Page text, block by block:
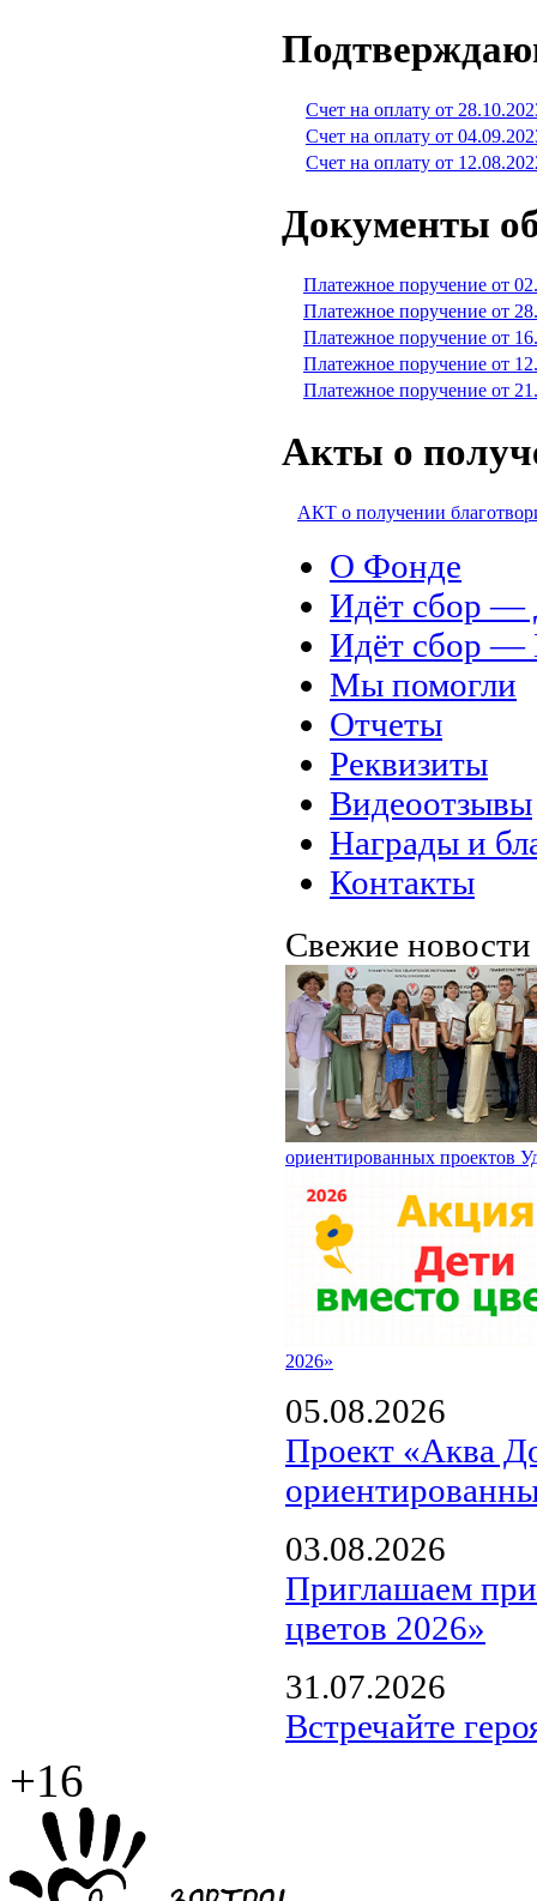
Счет на оплату от
Счет на оплату от
Счет на оплату от
Документы
Платежное поручение от
Платежное поручение от
Платежное поручение от
Платежное поручение от
Платежное поручение от
Акты о
АКТ о получении
О Фонде
Идёт сбор
Идёт сбор
Мы помогли
Отчеты
Реквизиты
Видеоотзывы
Награды и
Контакты
Свежие
ориентированных проектов
2026»
05.08.2026
Проект «Аква
03.08.2026
Приглашаем
цветов 2026»
31.07.2026
Встречайте
+16